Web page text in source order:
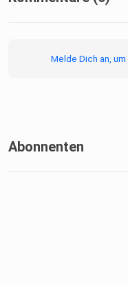
Melde Dich an,
Abonnenten